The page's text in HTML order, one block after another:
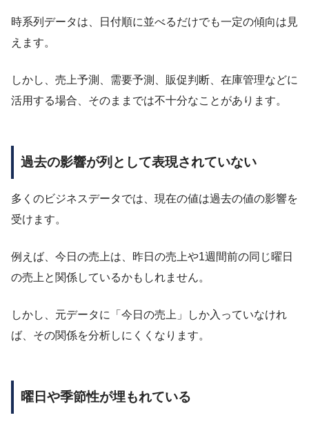
時系列データは、日付順に並べるだけでも一定の傾向は見
えます。
しかし、売上予測、需要予測、販促判断、在庫管理などに
活用する場合、そのままでは不十分なことがあります。
過去の影響が列として表現されていない
多くのビジネスデータでは、現在の値は過去の値の影響を
受けます。
例えば、今日の売上は、昨日の売上や1週間前の同じ曜日
の売上と関係しているかもしれません。
しかし、元データに「今日の売上」しか入っていなけれ
ば、その関係を分析しにくくなります。
曜日や季節性が埋もれている